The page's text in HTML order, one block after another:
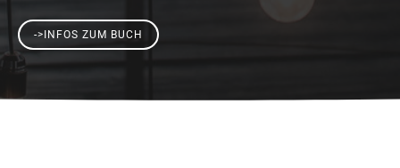
->INFOS ZUM BUCH